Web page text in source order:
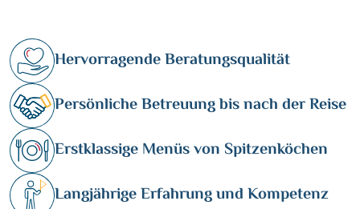
Hervorragende Beratungsqualität
Persönliche Betreuung bis nach der Reise
Erstklassige Menüs von Spitzenköchen
Langjährige Erfahrung und Kompetenz